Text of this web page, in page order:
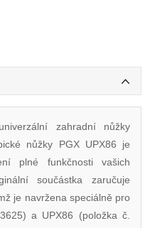
zahradní nůžky
nůžky PGX UPX86 je
plné funkčnosti vašich
součástka zaručuje
je navržena speciálně pro
a UPX86 (položka č.